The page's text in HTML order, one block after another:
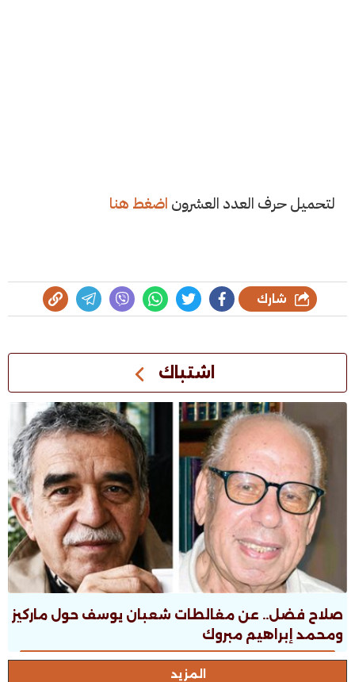
لتحميل حرف العدد العشرون اضغط هنا
شارك
اشتباك
صلاح فضل.. عن مغالطات شعبان يوسف حول ماركيز
ومحمد إبراهيم مبروك
المزيد